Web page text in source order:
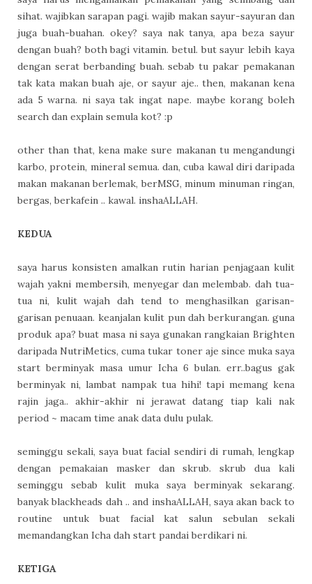
sihat. wajibkan sarapan pagi. wajib makan sayur-sayuran dan
juga buah-buahan. okey? saya nak tanya, apa beza sayur
dengan buah? both bagi vitamin. betul. but sayur lebih kaya
dengan serat berbanding buah. sebab tu pakar pemakanan
tak kata makan buah aje, or sayur aje.. then, makanan kena
ada 5 warna. ni saya tak ingat nape. maybe korang boleh
search dan explain semula kot? :p
other than that, kena make sure makanan tu mengandungi
karbo, protein, mineral semua. dan, cuba kawal diri daripada
makan makanan berlemak, berMSG, minum minuman ringan,
bergas, berkafein .. kawal. inshaALLAH.
KEDUA
saya harus konsisten amalkan rutin harian penjagaan kulit
wajah yakni membersih, menyegar dan melembab. dah tua-
tua ni, kulit wajah dah tend to menghasilkan garisan-
garisan penuaan. keanjalan kulit pun dah berkurangan. guna
produk apa? buat masa ni saya gunakan rangkaian Brighten
daripada NutriMetics, cuma tukar toner aje since muka saya
start berminyak masa umur Icha 6 bulan. err..bagus gak
berminyak ni, lambat nampak tua hihi! tapi memang kena
rajin jaga.. akhir-akhir ni jerawat datang tiap kali nak
period ~ macam time anak data dulu pulak.
seminggu sekali, saya buat facial sendiri di rumah, lengkap
dengan pemakaian masker dan skrub. skrub dua kali
seminggu sebab kulit muka saya berminyak sekarang.
banyak blackheads dah .. and inshaALLAH, saya akan back to
routine untuk buat facial kat salun sebulan sekali
memandangkan Icha dah start pandai berdikari ni.
KETIGA